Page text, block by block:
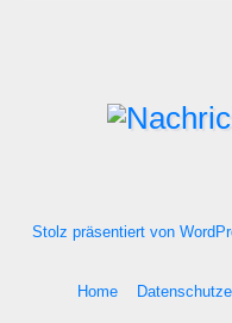
Stolz präsentiert von
Home